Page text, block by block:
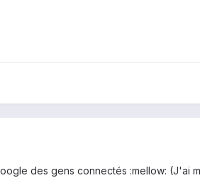
des gens connectés :mellow: (J'ai